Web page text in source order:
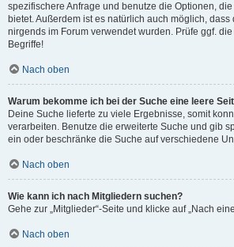
spezifischere Anfrage und benutze die Optionen,
bietet. Außerdem ist es natürlich auch möglich,
nirgends im Forum verwendet wurden. Prüfe ggf.
Begriffe!
Nach oben
Warum bekomme ich bei der Suche eine leere
Deine Suche lieferte zu viele Ergebnisse, somit
verarbeiten. Benutze die erweiterte Suche und gib
ein oder beschränke die Suche auf verschiedene
Nach oben
Wie kann ich nach Mitgliedern suchen?
Gehe zur „Mitglieder“-Seite und klicke auf „Nach
Nach oben